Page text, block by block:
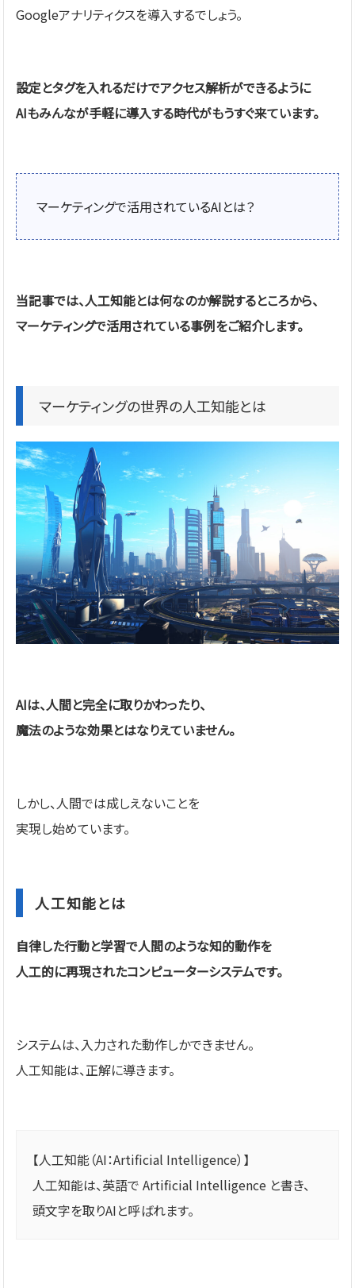
Googleアナリティクスを導入するでしょう。
設定とタグを入れるだけでアクセス解析ができるように
AIもみんなが手軽に導入する時代がもうすぐ来ています。
マーケティングで活用されているAIとは？
当記事では、人工知能とは何なのか解説するところから、
マーケティングで活用されている事例をご紹介します。
マーケティングの世界の人工知能とは
AIは、人間と完全に取りかわったり、
魔法のような効果とはなりえていません。
しかし、人間では成しえないことを
実現し始めています。
人工知能とは
自律した行動と学習で人間のような知的動作を
人工的に再現されたコンピューターシステムです。
システムは、入力された動作しかできません。
人工知能は、正解に導きます。
【人工知能（AI：Artificial Intelligence）】
人工知能は、英語で Artificial Intelligence と書き、
頭文字を取りAIと呼ばれます。